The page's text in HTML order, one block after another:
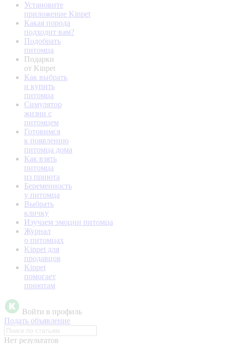
Установите
приложение Kinpet
Какая порода
подходит вам?
Подобрать
питомца
Подарки
от Kinpet
Как выбрать
и купить
питомца
Симулятор
жизни с
питомцем
Готовимся
к появлению
питомца дома
Как взять
питомца
из приюта
Беременность
у питомца
Выбрать
кличку
Изучаем эмоции питомца
Журнал
о питомцах
Kinpet для
продавцов
Kinpet
помогает
приютам
Войти в профиль
Подать объявление
Нет результатов